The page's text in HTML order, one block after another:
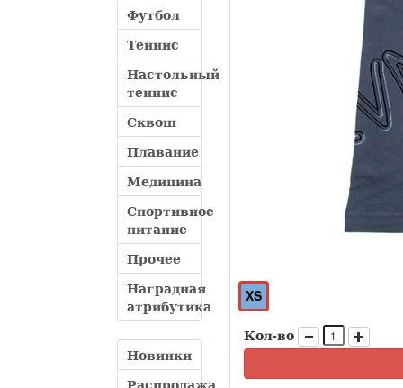
Футбол
Теннис
Настольный
теннис
Сквош
Плавание
Медицина
Спортивное
питание
Прочее
Наградная
атрибутика
Новинки
Распродажа
XS
Кол-во